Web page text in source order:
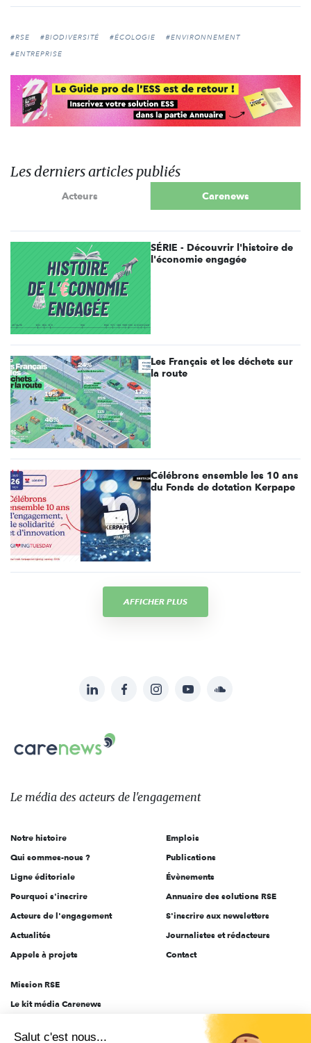
#RSE #BIODIVERSITÉ #ÉCOLOGIE
#ENVIRONNEMENT
#ENTREPRISE
Les derniers articles publiés
Acteurs Carenews
SÉRIE - Découvrir l'histoire de
l'économie engagée
Les Français et les déchets sur
la route
Célébrons ensemble les 10 ans
du Fonds de dotation Kerpape
AFFICHER PLUS
sur:
LinkedInFacebookInstagramYouTubeSoundcloud
Carenews,
Le
des
l'engagement
Le média des acteurs de l'engagement
Notre histoire
Qui sommes-nous ?
Ligne éditoriale
Pourquoi s'inscrire
Acteurs de l'engagement
Actualités
Appels à projets
Emplois
Publications
Évènements
Annuaire des solutions RSE
S'inscrire aux newsletters
Journalistes et rédacteurs
Contact
Mission RSE
Le kit média Carenews
Salut c'est nous...